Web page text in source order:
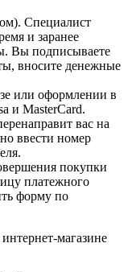
Специалист
и заранее
Вы подписываете
вносите денежные
или оформлении в
и MasterCard.
вас на
ввести номер
покупки
платежного
форму по
магазине